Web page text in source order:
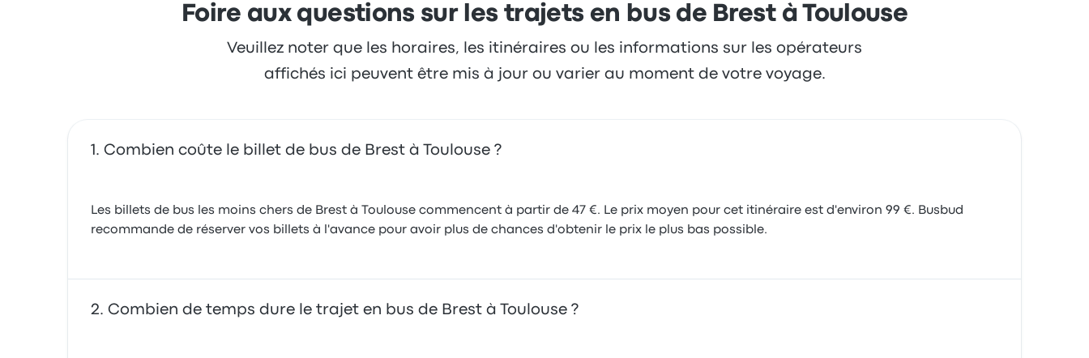
lourd sur le freinage.
4.0 sur 5 étoiles Foire aux questions sur les trajets en bus de Brest à Toulouse
Veuillez noter que les horaires, les itinéraires ou les informations sur les opérateurs
affichés ici peuvent être mis à jour ou varier au moment de votre voyage.
Combien coûte le billet de bus de Brest à Toulouse ?
Les billets de bus les moins chers de Brest à Toulouse commencent à partir de 47 €. Le prix moyen pour cet itinéraire est d'environ 99 €. Busbud
recommande de réserver vos billets à l'avance pour avoir plus de chances d'obtenir le prix le plus bas possible.
Combien de temps dure le trajet en bus de Brest à Toulouse ?